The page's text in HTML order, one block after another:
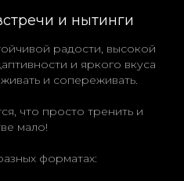
и нытинги
радости, высокой
и яркого вкуса
и сопереживать.
что просто тренить и
мало!
форматах: